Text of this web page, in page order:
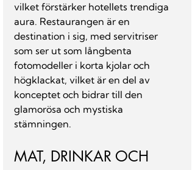
vilket förstärker hotellets trendiga
aura. Restaurangen är en
destination i sig, med servitriser
som ser ut som långbenta
fotomodeller i korta kjolar och
högklackat, vilket är en del av
konceptet och bidrar till den
glamorösa och mystiska
stämningen.
MAT, DRINKAR OCH